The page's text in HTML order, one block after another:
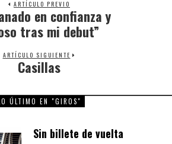
ARTÍCULO PREVIO
Previous
post:
en confianza y
tras mi debut”
ARTÍCULO SIGUIENTE
Next
Casillas
ÚLTIMO EN "GIROS"
Sin billete de vuelta